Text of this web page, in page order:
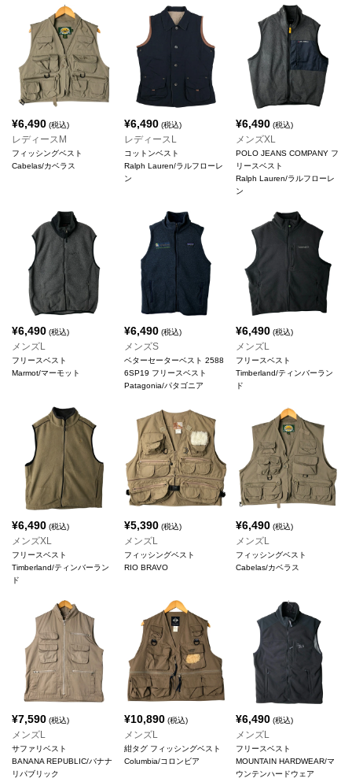
¥6,490 (税込)
レディースM
フィッシングベスト
Cabelas/カベラス
¥6,490(税込)
レディースL
コットンベスト
Ralph Lauren/ラルフローレ
ン
¥6,490 (税込)
メンズXL
POLO JEANS COMPANY フ
リースベスト
Ralph Lauren/ラルフローレ
ン
¥6,490 (税込)
メンズL
フリースベスト
Marmot/マーモット
¥6,490(税込)
メンズS
ベターセーターベスト 2588
6SP19 フリースベスト
Patagonia/パタゴニア
¥6,490 (税込)
メンズL
フリースベスト
Timberland/ティンバーラン
ド
¥6,490 (税込)
メンズXL
フリースベスト
Timberland/ティンバーラン
ド
¥5,390(税込)
メンズL
フィッシングベスト
RIO BRAVO
¥6,490 (税込)
メンズL
フィッシングベスト
Cabelas/カベラス
¥7,590 (税込)
メンズL
サファリベスト
BANANA REPUBLIC/バナナ
リパブリック
¥10,890(税込)
メンズL
紺タグ フィッシングベスト
Columbia/コロンビア
¥6,490 (税込)
メンズL
フリースベスト
MOUNTAIN HARDWEAR/マ
ウンテンハードウェア